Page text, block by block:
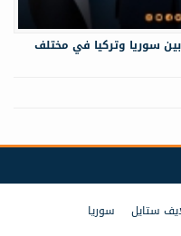
سوريا وتركيا في مختلف
ستايل
سوريا